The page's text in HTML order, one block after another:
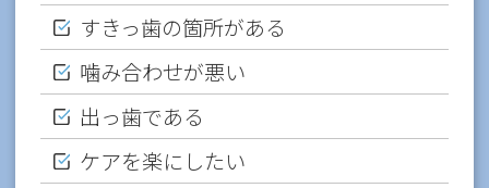
すきっ歯の箇所がある
噛み合わせが悪い
出っ歯である
ケアを楽にしたい